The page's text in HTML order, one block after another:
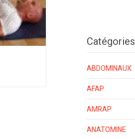
Catégories
ABDOMINAUX
AFAP
AMRAP
ANATOMINE